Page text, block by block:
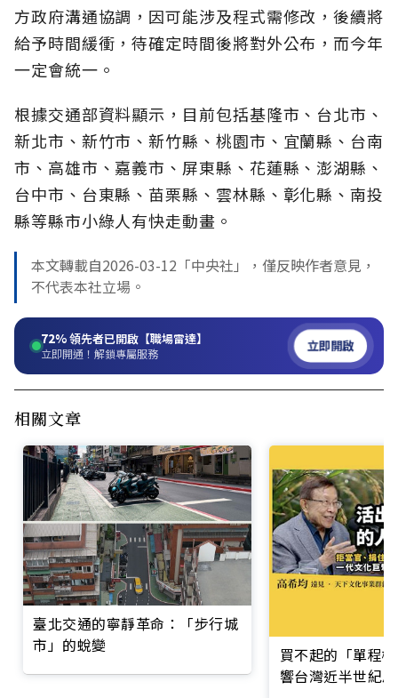
方政府溝通協調，因可能涉及程式需修改，後續將
給予時間緩衝，待確定時間後將對外公布，而今年
一定會統一。
根據交通部資料顯示，目前包括基隆市、台北市、
新北市、新竹市、新竹縣、桃園市、宜蘭縣、台南
市、高雄市、嘉義市、屏東縣、花蓮縣、澎湖縣、
台中市、台東縣、苗栗縣、雲林縣、彰化縣、南投
縣等縣市小綠人有快走動畫。
本文轉載自2026-03-12「中央社」，僅反映作者意見，
不代表本社立場。
72%領先者已開啟【職場雷達】
立即開通！解鎖專屬服務 立即開啟
相關文章
臺北交通的寧靜革命：「步行城
市」的蛻變
買不起的「單程
響台灣近半世紀